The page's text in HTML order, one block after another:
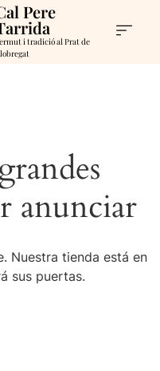
Pere
i tradició al Prat de
anunciar
Nuestra tienda está en
sus puertas.